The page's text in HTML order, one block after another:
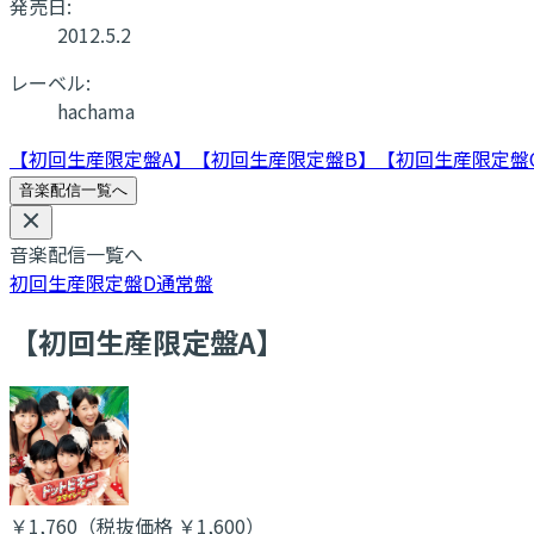
発売日:
2012.5.2
レーベル:
hachama
【初回生産限定盤A】
【初回生産限定盤B】 【初回生産限定盤
音楽配信一覧へ
音楽配信一覧へ
初回生産限定盤D通常盤
【初回生産限定盤A】
￥1,760 （税抜価格 ￥1,600）